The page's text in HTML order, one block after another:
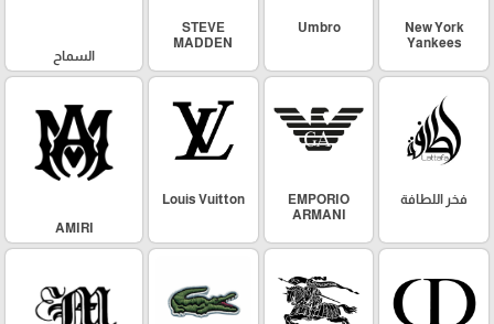
New York
Yankees
Umbro
STEVE
MADDEN
السماح
فخر اللطافة
EMPORIO
ARMANI
Louis Vuitton
AMIRI